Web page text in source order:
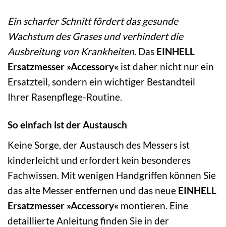
Ein scharfer Schnitt fördert das gesunde
Wachstum des Grases und verhindert die
Ausbreitung von Krankheiten. Das EINHELL
Ersatzmesser »Accessory« ist daher nicht nur ein
Ersatzteil, sondern ein wichtiger Bestandteil
Ihrer Rasenpflege-Routine.
So einfach ist der Austausch
Keine Sorge, der Austausch des Messers ist
kinderleicht und erfordert kein besonderes
Fachwissen. Mit wenigen Handgriffen können Sie
das alte Messer entfernen und das neue EINHELL
Ersatzmesser »Accessory« montieren. Eine
detaillierte Anleitung finden Sie in der